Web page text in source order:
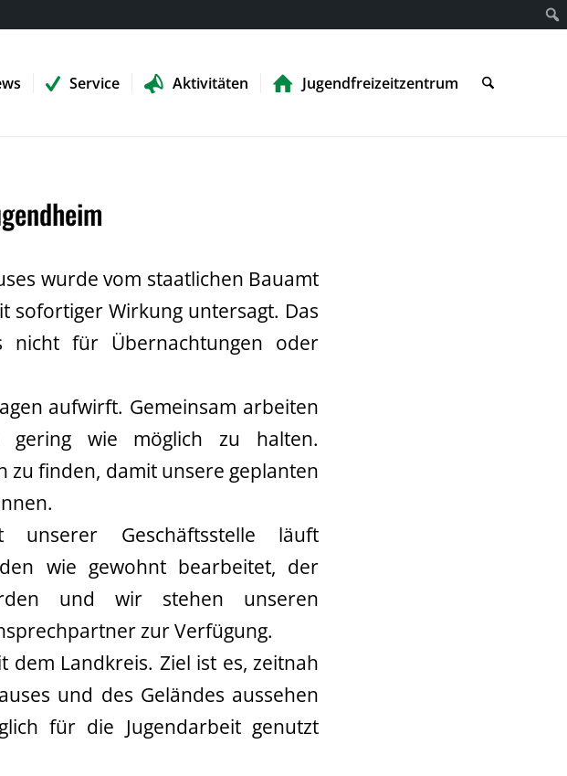
Service Aktivitäten Jugendfreizeitzentrum
wurde vom staatlichen Bauamt
sofortiger Wirkung untersagt. Das
nicht für Übernachtungen oder
aufwirft. Gemeinsam arbeiten
wie möglich zu halten.
zu finden, damit unsere geplanten
Geschäftsstelle läuft
wie gewohnt bearbeitet, der
und wir stehen unseren
zur Verfügung.
Landkreis. Ziel ist es, zeitnah
und des Geländes aussehen
für die Jugendarbeit genutzt